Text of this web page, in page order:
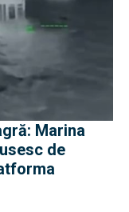
Marina
de